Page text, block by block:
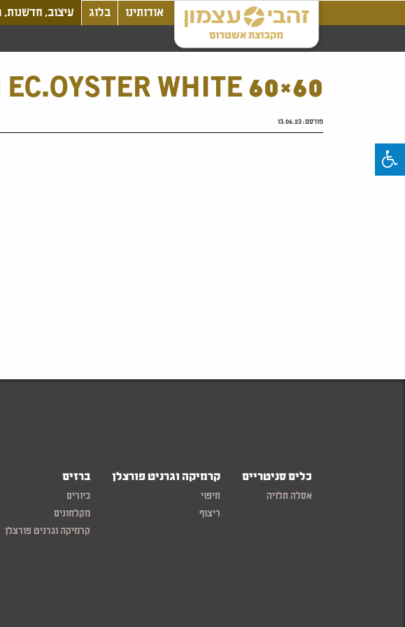
אודותינו בלוג עיצוב, חדשנות,
WHITE 60×60
פורסם:13.06.23
כלים סניטריים
אסלה תלויה
קרמיקה וגרניט פורצלן
חיפוי
ריצוף
ברזים
כיורים
מקלחונים
קרמיקה וגרניט פורצלן